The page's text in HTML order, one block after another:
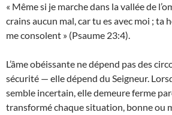
« Même si je marche dans la vallée de
crains aucun mal, car tu es avec moi ;
me consolent » (Psaume 23:4).
L’âme obéissante ne dépend pas des
sécurité — elle dépend du Seigneur.
semble incertain, elle demeure ferme
transformé chaque situation, bonne ou